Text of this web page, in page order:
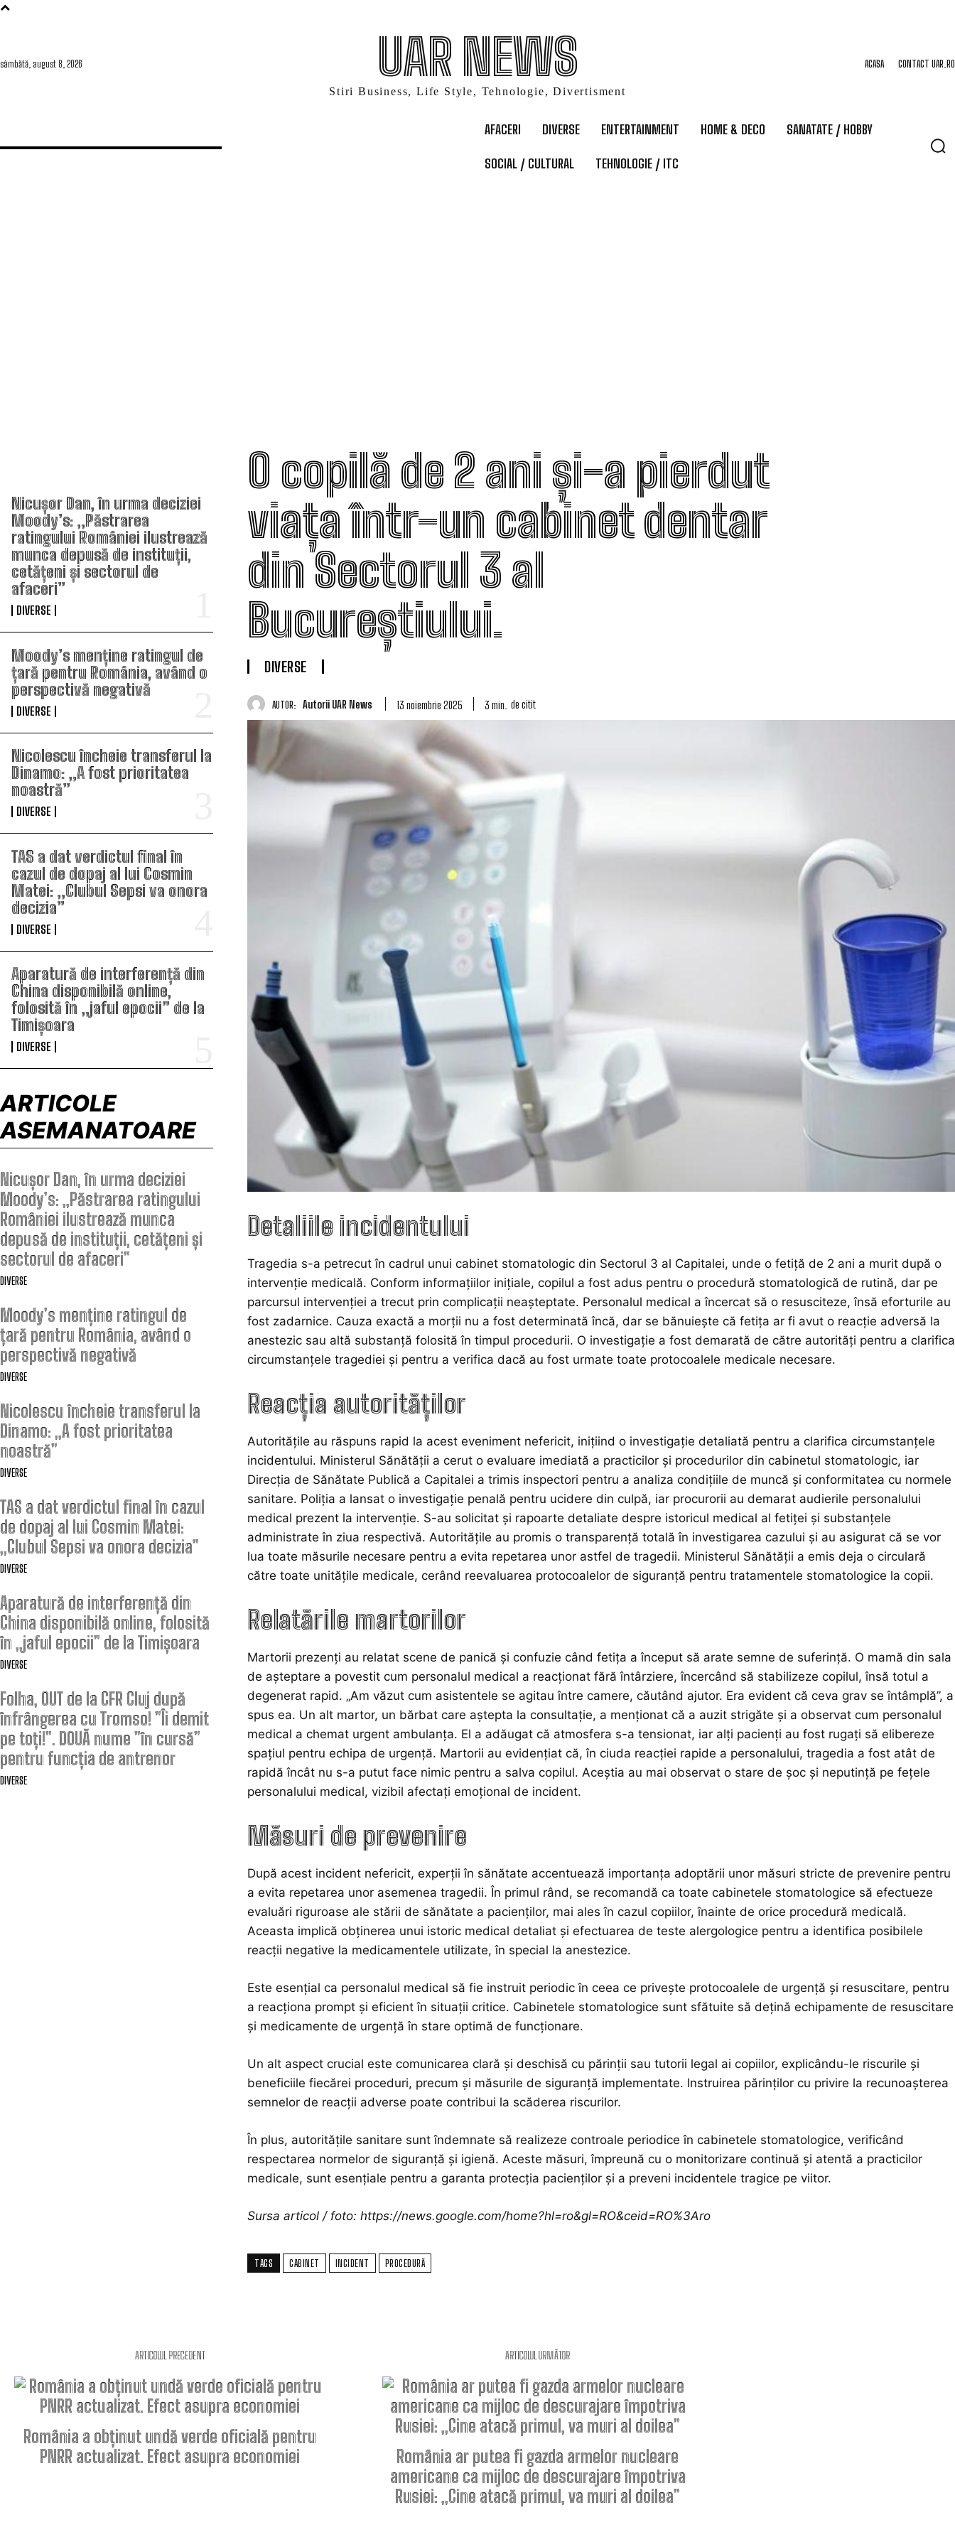
sâmbătă, august 8, 2026 UAR NEWS
Stiri Business, Life Style, Tehnologie, Divertisment
ACASA CONTACT UAR.RO
AFACERI DIVERSE ENTERTAINMENT HOME & DECO SANATATE / HOBBY
SOCIAL / CULTURAL TEHNOLOGIE / ITC
Nicușor Dan, în urma deciziei
Moody’s: „Păstrarea
ratingului României ilustrează
munca depusă de instituții,
cetățeni și sectorul de
afaceri”
DIVERSE
Moody’s menține ratingul de
țară pentru România, având o
perspectivă negativă
DIVERSE
Nicolescu încheie transferul la
Dinamo: „A fost prioritatea
noastră”
DIVERSE
TAS a dat verdictul final în
cazul de dopaj al lui Cosmin
Matei: „Clubul Sepsi va onora
decizia”
DIVERSE
Aparatură de interferență din
China disponibilă online,
folosită în „jaful epocii” de la
Timișoara
DIVERSE
ARTICOLE
ASEMANATOARE
Nicușor Dan, în urma deciziei
Moody’s: „Păstrarea ratingului
României ilustrează munca
depusă de instituții, cetățeni și
sectorul de afaceri”
DIVERSE
Moody’s menține ratingul de
țară pentru România, având o
perspectivă negativă
DIVERSE
Nicolescu încheie transferul la
Dinamo: „A fost prioritatea
noastră”
DIVERSE
TAS a dat verdictul final în cazul
de dopaj al lui Cosmin Matei:
„Clubul Sepsi va onora decizia”
DIVERSE
Aparatură de interferență din
China disponibilă online, folosită
în „jaful epocii” de la Timișoara
DIVERSE
Folha, OUT de la CFR Cluj după
înfrângerea cu Tromso! ”Îi demit
pe toți!”. DOUĂ nume ”în cursă”
pentru funcția de antrenor
DIVERSE
O copilă de 2 ani și-a pierdut
viața într-un cabinet dentar
din Sectorul 3 al
Bucureștiului.
DIVERSE
AUTOR: Autorii UAR News 13 noiembrie 2025 3 min. de citit
Detaliile incidentului
Tragedia s-a petrecut în cadrul unui cabinet stomatologic din Sectorul 3 al Capitalei, unde o fetiță de 2 ani a murit după o
intervenție medicală. Conform informațiilor inițiale, copilul a fost adus pentru o procedură stomatologică de rutină, dar pe
parcursul intervenției a trecut prin complicații neașteptate. Personalul medical a încercat să o resusciteze, însă eforturile au
fost zadarnice. Cauza exactă a morții nu a fost determinată încă, dar se bănuiește că fetița ar fi avut o reacție adversă la
anestezic sau altă substanță folosită în timpul procedurii. O investigație a fost demarată de către autorități pentru a clarifica
circumstanțele tragediei și pentru a verifica dacă au fost urmate toate protocoalele medicale necesare.
Reacția autorităților
Autoritățile au răspuns rapid la acest eveniment nefericit, inițiind o investigație detaliată pentru a clarifica circumstanțele
incidentului. Ministerul Sănătății a cerut o evaluare imediată a practicilor și procedurilor din cabinetul stomatologic, iar
Direcția de Sănătate Publică a Capitalei a trimis inspectori pentru a analiza condițiile de muncă și conformitatea cu normele
sanitare. Poliția a lansat o investigație penală pentru ucidere din culpă, iar procurorii au demarat audierile personalului
medical prezent la intervenție. S-au solicitat și rapoarte detaliate despre istoricul medical al fetiței și substanțele
administrate în ziua respectivă. Autoritățile au promis o transparență totală în investigarea cazului și au asigurat că se vor
lua toate măsurile necesare pentru a evita repetarea unor astfel de tragedii. Ministerul Sănătății a emis deja o circulară
către toate unitățile medicale, cerând reevaluarea protocoalelor de siguranță pentru tratamentele stomatologice la copii.
Relatările martorilor
Martorii prezenți au relatat scene de panică și confuzie când fetița a început să arate semne de suferință. O mamă din sala
de așteptare a povestit cum personalul medical a reacționat fără întârziere, încercând să stabilizeze copilul, însă totul a
degenerat rapid. „Am văzut cum asistentele se agitau între camere, căutând ajutor. Era evident că ceva grav se întâmplă”, a
spus ea. Un alt martor, un bărbat care aștepta la consultație, a menționat că a auzit strigăte și a observat cum personalul
medical a chemat urgent ambulanța. El a adăugat că atmosfera s-a tensionat, iar alți pacienți au fost rugați să elibereze
spațiul pentru echipa de urgență. Martorii au evidențiat că, în ciuda reacției rapide a personalului, tragedia a fost atât de
rapidă încât nu s-a putut face nimic pentru a salva copilul. Aceștia au mai observat o stare de șoc și neputință pe fețele
personalului medical, vizibil afectați emoțional de incident.
Măsuri de prevenire
După acest incident nefericit, experții în sănătate accentuează importanța adoptării unor măsuri stricte de prevenire pentru
a evita repetarea unor asemenea tragedii. În primul rând, se recomandă ca toate cabinetele stomatologice să efectueze
evaluări riguroase ale stării de sănătate a pacienților, mai ales în cazul copiilor, înainte de orice procedură medicală.
Aceasta implică obținerea unui istoric medical detaliat și efectuarea de teste alergologice pentru a identifica posibilele
reacții negative la medicamentele utilizate, în special la anestezice.
Este esențial ca personalul medical să fie instruit periodic în ceea ce privește protocoalele de urgență și resuscitare, pentru
a reacționa prompt și eficient în situații critice. Cabinetele stomatologice sunt sfătuite să dețină echipamente de resuscitare
și medicamente de urgență în stare optimă de funcționare.
Un alt aspect crucial este comunicarea clară și deschisă cu părinții sau tutorii legal ai copiilor, explicându-le riscurile și
beneficiile fiecărei proceduri, precum și măsurile de siguranță implementate. Instruirea părinților cu privire la recunoașterea
semnelor de reacții adverse poate contribui la scăderea riscurilor.
În plus, autoritățile sanitare sunt îndemnate să realizeze controale periodice în cabinetele stomatologice, verificând
respectarea normelor de siguranță și igienă. Aceste măsuri, împreună cu o monitorizare continuă și atentă a practicilor
medicale, sunt esențiale pentru a garanta protecția pacienților și a preveni incidentele tragice pe viitor.
Sursa articol / foto: https://news.google.com/home?hl=ro&gl=RO&ceid=RO%3Aro
TAGS CABINET INCIDENT PROCEDURĂ
ARTICOLUL PRECEDENT
România a obținut undă verde oficială pentru
PNRR actualizat. Efect asupra economiei
ARTICOLUL URMĂTOR
România ar putea fi gazda armelor nucleare
americane ca mijloc de descurajare împotriva
Rusiei: „Cine atacă primul, va muri al doilea”